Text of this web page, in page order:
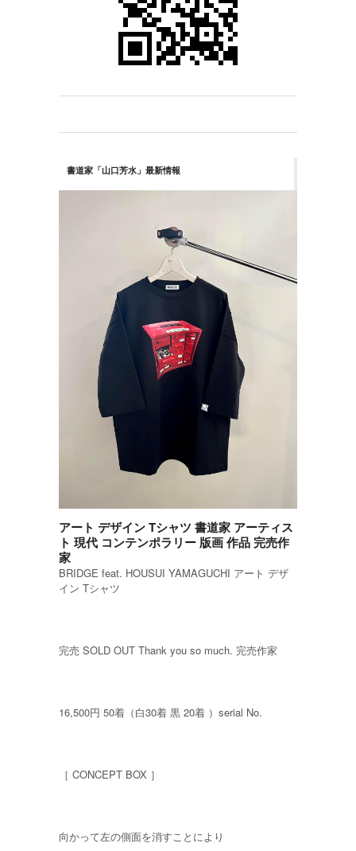
書道家「山口芳水」最新情報
アート デザイン Tシャツ 書道家 アーティス
ト 現代 コンテンポラリー 版画 作品 完売作
家
BRIDGE feat. HOUSUI YAMAGUCHI アート デザ
イン Tシャツ
完売 SOLD OUT Thank you so much. 完売作家
16,500円 50着（白30着 黒 20着 ）serial No.
［ CONCEPT BOX ］
向かって左の側面を消すことにより